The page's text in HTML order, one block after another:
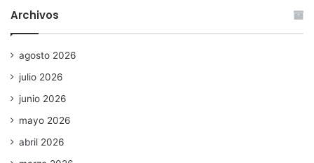
Archivos
agosto 2026
julio 2026
junio 2026
mayo 2026
abril 2026